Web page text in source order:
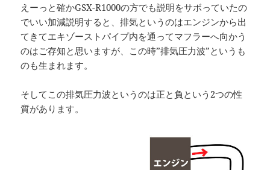
えーっと確かGSX-R1000の方でも説明をサボっていたの
でいい加減説明すると、排気というのはエンジンから出
てきてエキゾーストパイプ内を通ってマフラーへ向かう
のはご存知と思いますが、この時”排気圧力波”というも
のも生まれます。
そしてこの排気圧力波というのは正と負という2つの性
質があります。